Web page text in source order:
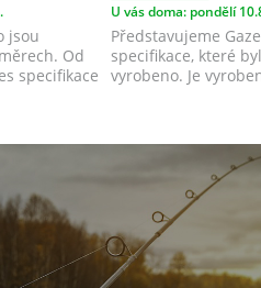
jsou
Od
specifikace
U vás doma: pondělí
Představujeme
specifikace, které
vyrobeno. Je